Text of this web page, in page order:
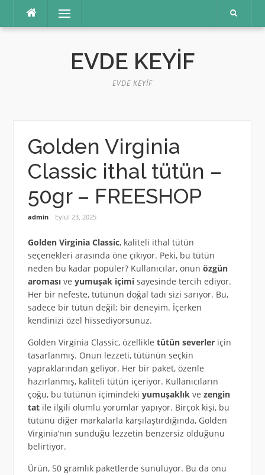
Menü
EVDE KEYIF
EVDE KEYIF
Golden Virginia
Classic ithal tütün –
50gr – FREESHOP
admin Eylül 23, 2025
Golden Virginia Classic, kaliteli ithal tütün
seçenekleri arasında öne çıkıyor. Peki, bu tütün
neden bu kadar popüler? Kullanıcılar, onun özgün
aromasıve yumuşak içimisayesinde tercih ediyor.
Her bir nefeste, tütünün doğal tadı sizi sarıyor. Bu,
sadece bir tütün değil; bir deneyim. İçerken
kendinizi özel hissediyorsunuz.
Golden Virginia Classic, özellikle tütün severleriçin
tasarlanmış. Onun lezzeti, tütünün seçkin
yapraklarından geliyor. Her bir paket, özenle
hazırlanmış, kaliteli tütün içeriyor. Kullanıcıların
çoğu, bu tütünün içimindeki yumuşaklıkve zengin
tatile ilgili olumlu yorumlar yapıyor. Birçok kişi, bu
tütünü diğer markalarla karşılaştırdığında, Golden
Virginia’nın sunduğu lezzetin benzersiz olduğunu
belirtiyor.
Ürün, 50 gramlık paketlerde sunuluyor. Bu da onu